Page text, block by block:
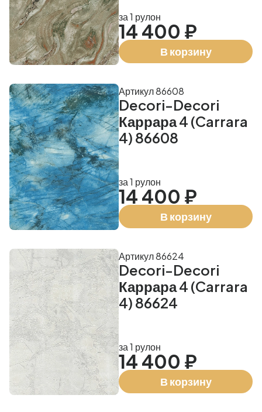
за 1 рулон
14 400 ₽
В корзину
Decori-Decori
Каррара 4 (Carrara
4) 86608
Артикул 86608
за 1 рулон
14 400 ₽
В корзину
Decori-Decori
Каррара 4 (Carrara
4) 86624
Артикул 86624
за 1 рулон
14 400 ₽
В корзину